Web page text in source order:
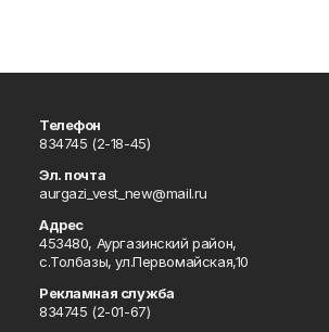
Телефон
834745 (2-18-45)
Эл. почта
aurgazi_vest_new@mail.ru
Адрес
453480, Аургазинский район,
с.Толбазы, ул.Первомайская,10
Рекламная служба
834745 (2-01-67)